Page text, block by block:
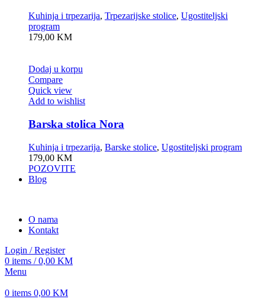
Kuhinja i trpezarija, Trpezarijske stolice, Ugostiteljski
program
179,00 KM
Dodaj u korpu
Compare
Quick view
Add to wishlist
Barska stolica Nora
Kuhinja i trpezarija, Barske stolice, Ugostiteljski program
179,00 KM
POZOVITE
Blog
O nama
Kontakt
Login / Register
0 items / 0,00 KM
Menu
0 items 0,00 KM